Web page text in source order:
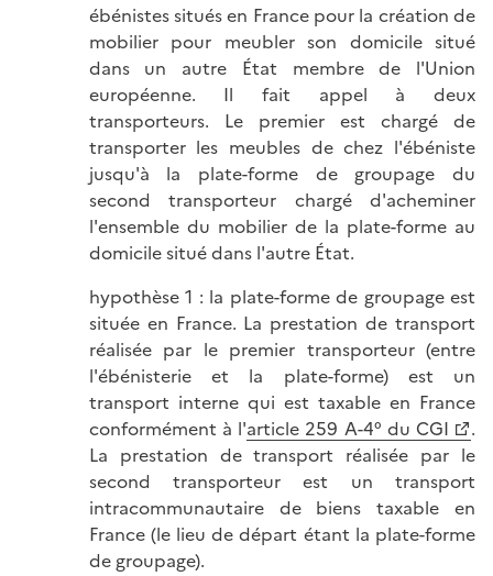
ébénistes situés en France pour la création de
mobilier pour meubler son domicile situé
dans un autre État membre de l'Union
européenne. Il fait appel à deux
transporteurs. Le premier est chargé de
transporter les meubles de chez l'ébéniste
jusqu'à la plate-forme de groupage du
second transporteur chargé d'acheminer
l'ensemble du mobilier de la plate-forme au
domicile situé dans l'autre État.
hypothèse 1 : la plate-forme de groupage est
située en France. La prestation de transport
réalisée par le premier transporteur (entre
l'ébénisterie et la plate-forme) est un
transport interne qui est taxable en France
conformément à l'article 259 A-4° du CGI
.
La prestation de transport réalisée par le
second transporteur est un transport
intracommunautaire de biens taxable en
France (le lieu de départ étant la plate-forme
de groupage).